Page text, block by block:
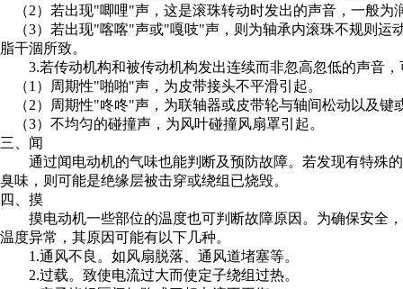
（2）若出现"唧哩"声，这是滚珠转动时发出的声音，一般为
（3）若出现"喀喀"声或"嘎吱"声，则为轴承内滚珠不规则运
脂干涸所致。
3.若传动机构和被传动机构发出连续而非忽高忽低的声音，
（1）周期性"啪啪"声，为皮带接头不平滑引起。
（2）周期性"咚咚"声，为联轴器或皮带轮与轴间松动以及键
（3）不均匀的碰撞声，为风叶碰撞风扇罩引起。
三、闻
通过闻电动机的气味也能判断及预防故障。若发现有特殊
臭味，则可能是绝缘层被击穿或绕组已烧毁。
四、摸
摸电动机一些部位的温度也可判断故障原因。为确保安全
温度异常，其原因可能有以下几种。
1.通风不良。如风扇脱落、通风道堵塞等。
2.过载。致使电流过大而使定子绕组过热。